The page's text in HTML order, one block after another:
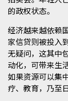
的政权状态。
经济越来越依赖
家信贷则被投入
无疑问，这其中
动化，可带来生
如果资源可以集
疗、教育，乃至